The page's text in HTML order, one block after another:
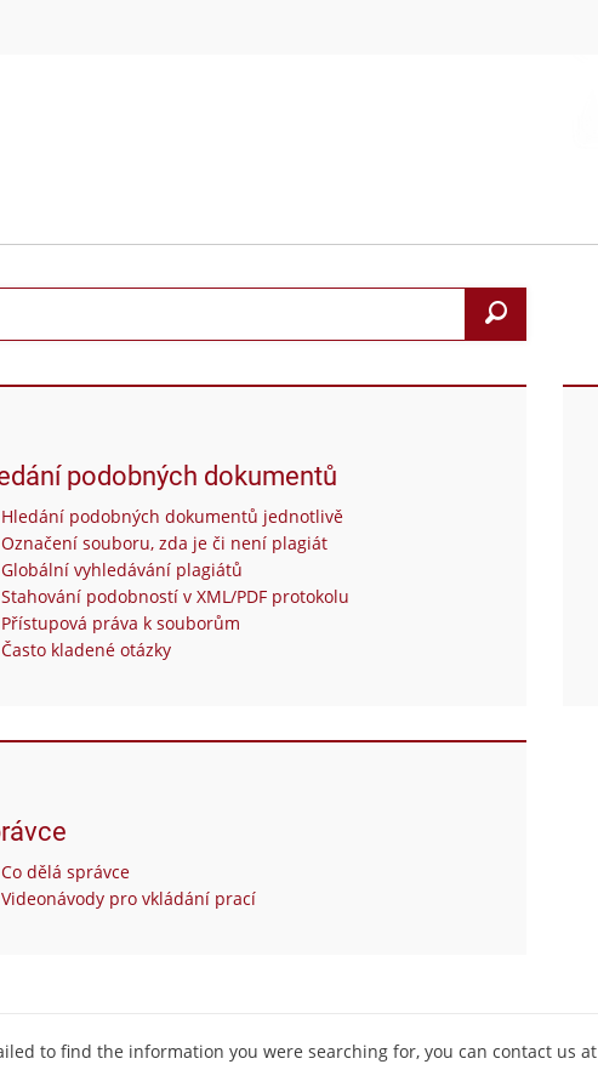
podobných dokumentů
Hledání podobných dokumentů jednotlivě
Označení souboru, zda je či není plagiát
Globální vyhledávání plagiátů
Stahování podobností v XML/PDF protokolu
Přístupová práva k souborům
Často kladené otázky
Co dělá správce
Videonávody pro vkládání prací
to find the information you were searching for, you can contact us at